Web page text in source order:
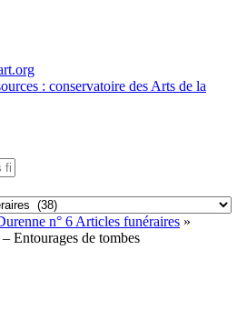
: conservatoire des Arts de la
n° 6 Articles funéraires »
Entourages de tombes